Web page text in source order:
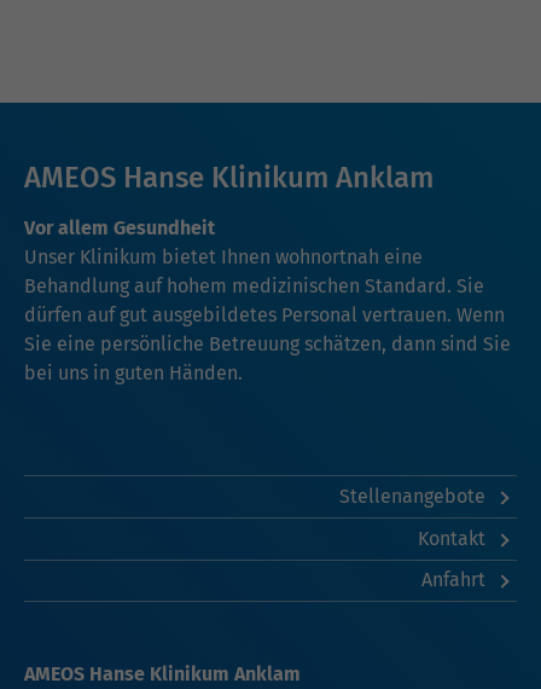
AMEOS Hanse Klinikum Anklam
Vor allem Gesundheit
Unser Klinikum bietet Ihnen wohnortnah eine
Behandlung auf hohem medizinischen Standard. Sie
dürfen auf gut ausgebildetes Personal vertrauen. Wenn
Sie eine persönliche Betreuung schätzen, dann sind Sie
bei uns in guten Händen.
Stellenangebote
Kontakt
Anfahrt
AMEOS Hanse Klinikum Anklam